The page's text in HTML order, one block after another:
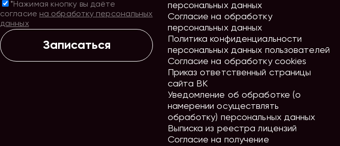
*Нажимая кнопку вы даёте
согласие на обработку персональных
данных
Записаться
персональных данных
Согласие на обработку
персональных данных
Политика конфиденциальности
персональных данных пользователей
Согласие на обработку cookies
Приказ ответственный страницы
сайта ВК
Уведомление об обработке (о
намерении осуществлять
обработку) персональных данных
Выписка из реестра лицензий
Согласие на получение